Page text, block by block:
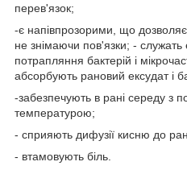
перев'язок;
-є напівпрозорими, що дозволяє
не знімаючи пов'язки; -
потрапляння бактерій і
абсорбують рановий ексудат і
-забезпечують в рані середу з
температурою;
- сприяють дифузії кисню до
- втамовують біль.